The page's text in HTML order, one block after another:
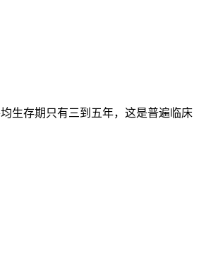
生存期只有三到五年，这是普遍临床